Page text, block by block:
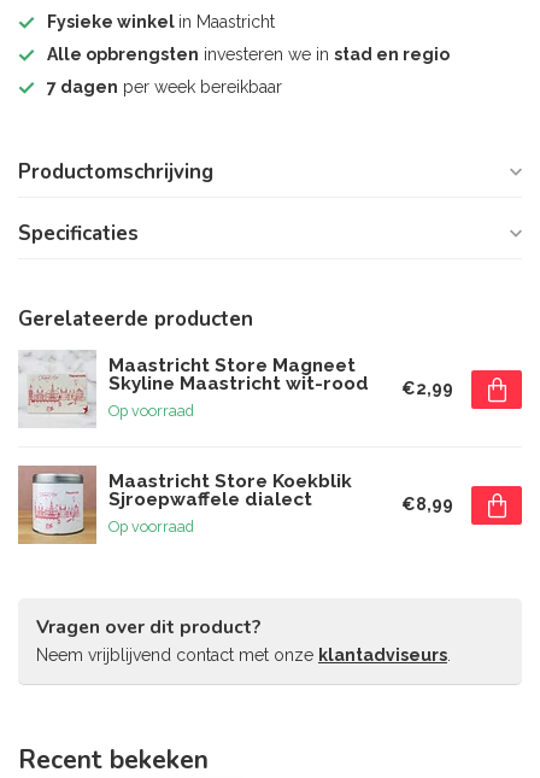
Fysieke winkel in Maastricht
Alle opbrengsten investeren we in stad en regio
7 dagen per week bereikbaar
Productomschrijving
Specificaties
Gerelateerde producten
Maastricht Store Magneet
Skyline Maastricht wit-rood
Op voorraad
€2,99
Maastricht Store Koekblik
Sjroepwaffele dialect
Op voorraad
€8,99
Vragen over dit product?
Neem vrijblijvend contact met onze klantadviseurs
Recent bekeken